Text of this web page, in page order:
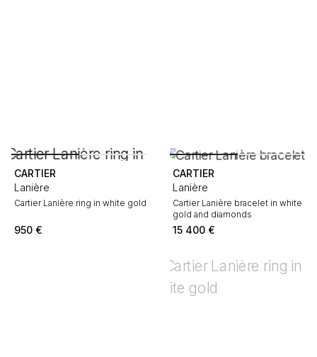
CARTIER
Lanière
Cartier Lanière ring in white gold
950 €
CARTIER
Lanière
Cartier Lanière bracelet in white
gold and diamonds
15 400 €